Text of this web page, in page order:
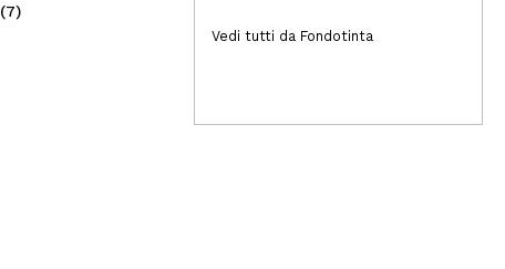
(7)
14,49€
Vedi tutti da Fondotinta